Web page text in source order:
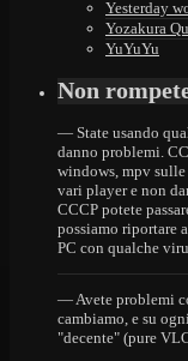
Yesterday
Yozakura
YuYuYu
Non
— State usando
danno problemi.
windows, mpv sulle
vari player e non
CCCP potete
possiamo riportare
PC con qualche
— Avete problemi
cambiamo, e su
"decente" (pure